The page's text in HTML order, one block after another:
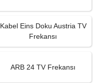
Kabel Eins Doku Austria TV
Frekansı
ARB 24 TV Frekansı